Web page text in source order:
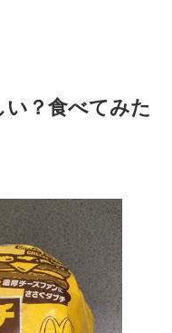
？食べてみた